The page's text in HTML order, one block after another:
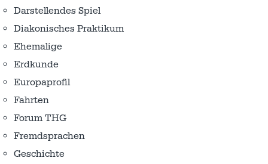
Darstellendes Spiel
Diakonisches Praktikum
Ehemalige
Erdkunde
Europaprofil
Fahrten
Forum THG
Fremdsprachen
Geschichte